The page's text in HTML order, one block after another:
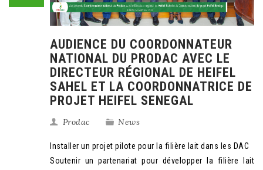
AUDIENCE DU COORDONNATEUR
NATIONAL DU PRODAC AVEC LE
DIRECTEUR RÉGIONAL DE HEIFEL
SAHEL ET LA COORDONNATRICE DE
PROJET HEIFEL SENEGAL
Prodac News
Installer un projet pilote pour la filière lait dans les DAC
Soutenir un partenariat pour développer la filière lait